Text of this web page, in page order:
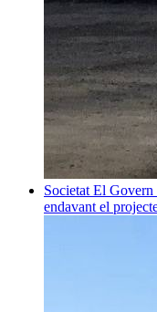
Societat El Govern
endavant el